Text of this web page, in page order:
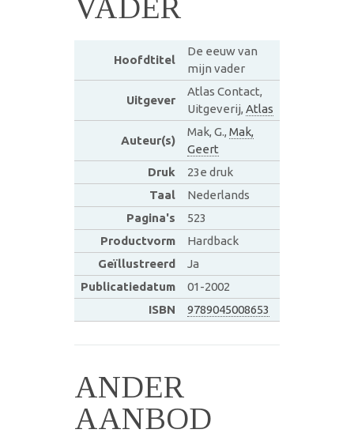
VADER
Hoofdtitel
De eeuw van
mijn vader
Uitgever
Atlas Contact,
Uitgeverij, Atlas
Auteur(s)
Mak, G., Mak,
Geert
Druk
23e druk
Taal
Nederlands
Pagina's
523
Productvorm
Hardback
Geïllustreerd
Ja
Publicatiedatum
01-2002
ISBN
9789045008653
ANDER
AANBOD